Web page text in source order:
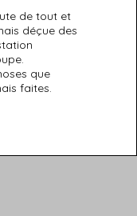
de tout et
déçue des
que
faites.